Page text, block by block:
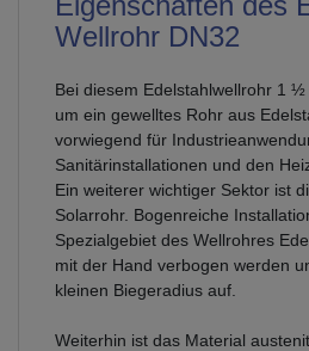
Wellrohr DN32
Bei diesem Edelstahlwellrohr 1
um ein gewelltes Rohr aus
vorwiegend für
Sanitärinstallationen und den
Ein weiterer wichtiger Sektor ist
Solarrohr. Bogenreiche
Spezialgebiet des Wellrohres
mit der Hand verbogen werden
kleinen Biegeradius auf.
Weiterhin ist das Material